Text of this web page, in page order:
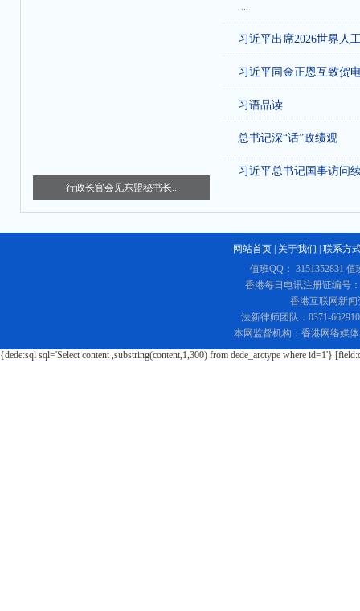
行政长官会见东盟秘书长..
...
习近平出席2026世界人
习近平同金正恩互致贺
习语品读
总书记深“话”政绩观
习近平总书记国事访问
网站首页 关于我们
联系方
值班QQ： 3151352831
香港每日电讯注册证编号
香港互联网新闻
法新律师团队：0371-
本网监督机构：香港网络媒
{dede:sql sql='Select content ,substring(content,1,300) from dede_arctype where id=1'}